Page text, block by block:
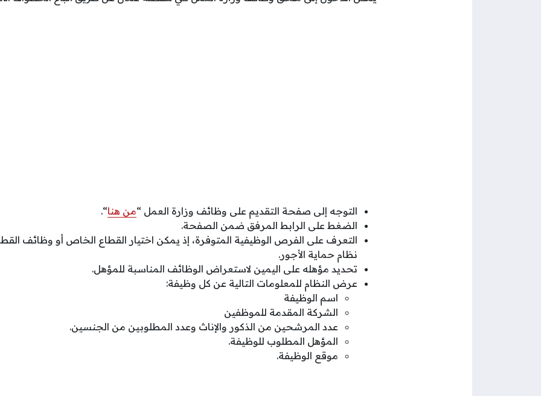
التوجه إلى صفحة التقديم على وظائف وزارة العمل “من هنا“.
الضغط على الرابط المرفق ضمن الصفحة.
التعرف على الفرص الوظيفية المتوفرة، إذ يمكن اختيار القطاع الخاص أو وظائف
نظام حماية الأجور.
تحديد مؤهله على اليمين لاستعراض الوظائف المناسبة للمؤهل.
عرض النظام للمعلومات التالية عن كل وظيفة:
اسم الوظيفة
الشركة المقدمة للموظفين
عدد المرشحين من الذكور والإناث وعدد المطلوبين من الجنسين.
المؤهل المطلوب للوظيفة.
موقع الوظيفة.